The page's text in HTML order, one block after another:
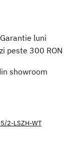
Garantie luni
peste 300 RON
showroom
2-LSZH-WT